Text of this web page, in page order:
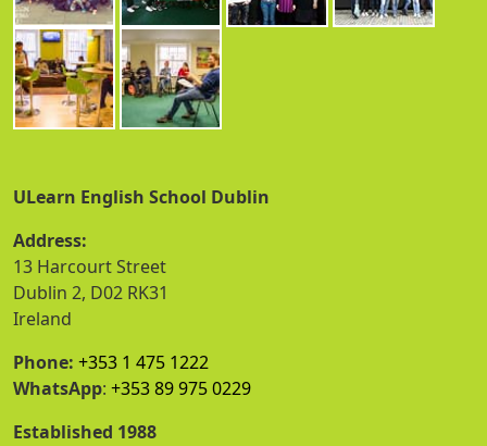
ULearn English School Dublin
Address:
13 Harcourt Street
Dublin 2, D02 RK31
Ireland
Phone: +353 1 475 1222
WhatsApp: +353 89 975 0229
Established 1988